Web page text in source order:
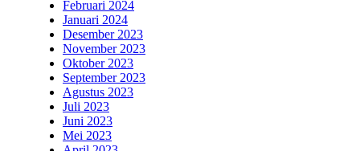
Februari 2024
Januari 2024
Desember 2023
November 2023
Oktober 2023
September 2023
Agustus 2023
Juli 2023
Juni 2023
Mei 2023